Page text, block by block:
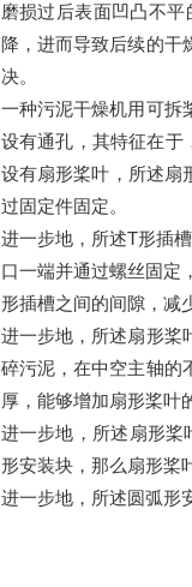
磨损过后表面凹凸不
降，进而导致后续的干
决。
一种污泥干燥机用可拆
设有通孔，其特征在于
设有扇形桨叶，所述扇
过固定件固定。
进一步地，所述T形插
口一端并通过螺丝固定
形插槽之间的间隙，减
进一步地，所述扇形桨
碎污泥，在中空主轴的
厚，能够增加扇形桨叶
进一步地，所述扇形桨
形安装块，那么扇形桨
进一步地，所述圆弧形